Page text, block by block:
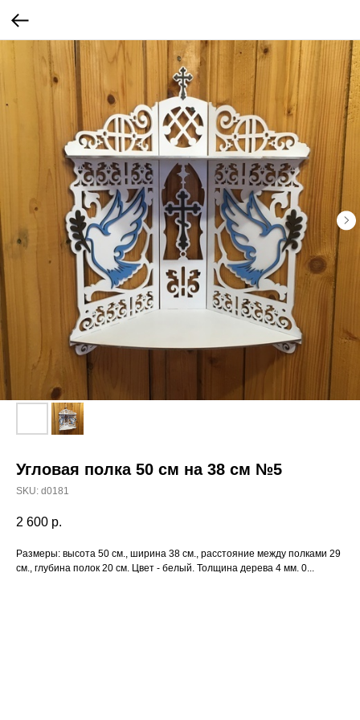
Угловая полка 50 см на 38 см №5
SKU: d0181
2 600 р.
Размеры: высота 50 см., ширина 38 см., расстояние между полками 29
см., глубина полок 20 см. Цвет - белый. Толщина дерева 4 мм. 0...